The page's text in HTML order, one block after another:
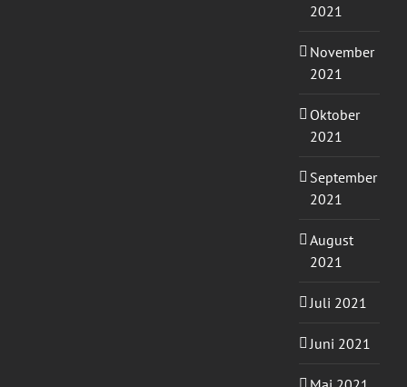
2021
November
2021
Oktober
2021
September
2021
August
2021
Juli 2021
Juni 2021